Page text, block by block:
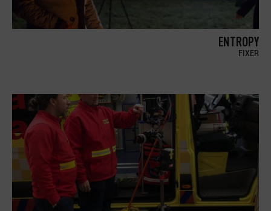
ENTROPY
FIXER